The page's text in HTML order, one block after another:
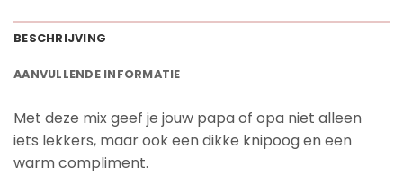
BESCHRIJVING
AANVULLENDE INFORMATIE
Met deze mix geef je jouw papa of opa niet alleen
iets lekkers, maar ook een dikke knipoog en een
warm compliment.